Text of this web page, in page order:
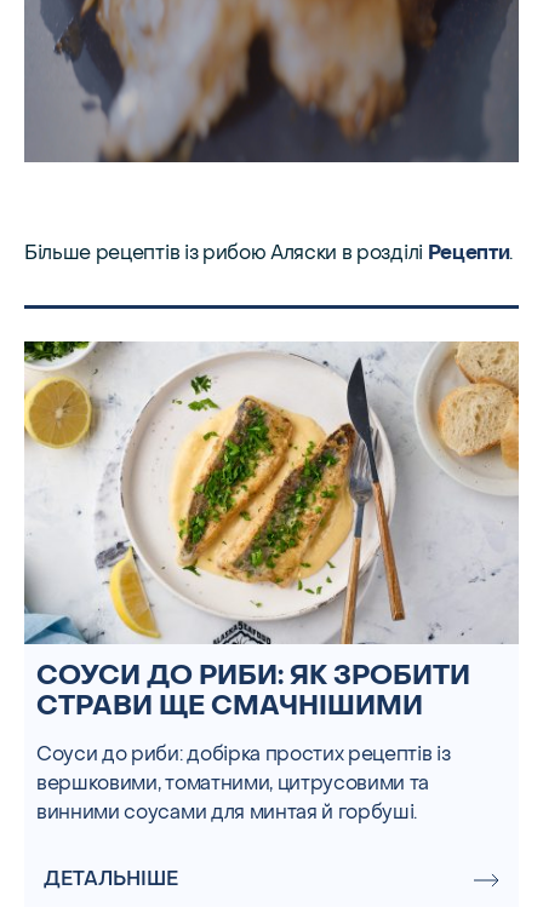
Більше рецептів із рибою Аляски в розділі Рецепти.
СОУСИ ДО РИБИ: ЯК ЗРОБИТИ
СТРАВИ ЩЕ СМАЧНІШИМИ
Соуси до риби: добірка простих рецептів із
вершковими, томатними, цитрусовими та
винними соусами для минтая й горбуші.
ДЕТАЛЬНІШЕ